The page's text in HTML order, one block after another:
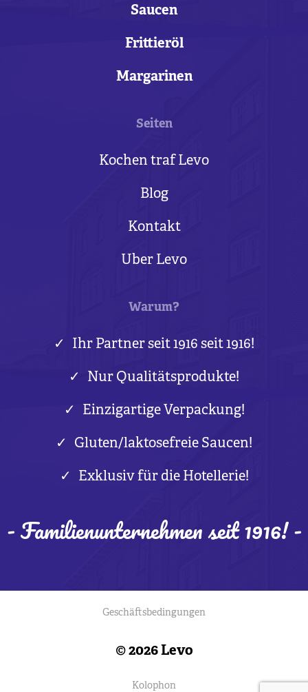
Saucen
Frittieröl
Margarinen
Seiten
Kochen traf Levo
Blog
Kontakt
Uber Levo
Warum?
Ihr Partner seit 1916 seit 1916!
Nur Qualitätsprodukte!
Einzigartige Verpackung!
Gluten/laktosefreie Saucen!
Exklusiv für die Hotellerie!
- Familienunternehmen seit 1916! -
Geschäftsbedingungen
© 2026 Levo
Kolophon